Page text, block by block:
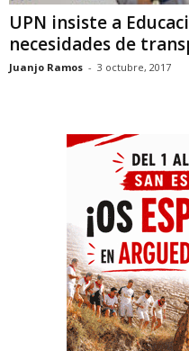
UPN insiste a
necesidades de
Juanjo Ramos - 3 octubre, 2017